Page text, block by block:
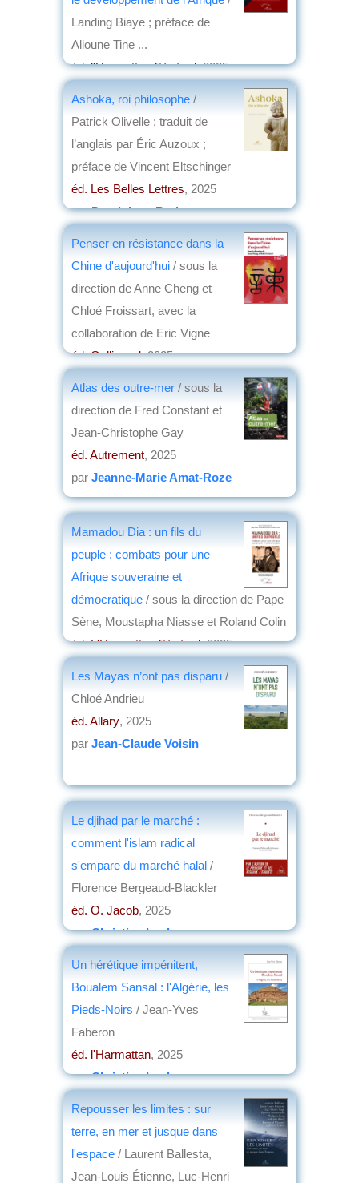
Landing Biaye ; préface de
Alioune Tine ...
éd. l'Harmattan Sénégal, 2025
Ashoka, roi philosophe /
Patrick Olivelle ; traduit de
l’anglais par Éric Auzoux ;
préface de Vincent Eltschinger
éd. Les Belles Lettres, 2025
parDominique Barjot
Penser en résistance dans la
Chine d'aujourd'hui / sous la
direction de Anne Cheng et
Chloé Froissart, avec la
collaboration de Eric Vigne
éd. Gallimard, 2025
Atlas des outre-mer / sous la
direction de Fred Constant et
Jean-Christophe Gay
éd. Autrement, 2025
par Jeanne-Marie Amat-Roze
Mamadou Dia : un fils du
peuple : combats pour une
Afrique souveraine et
démocratique / sous la direction de Pape
Sène, Moustapha Niasse et Roland Colin
éd. L'Harmattan Sénégal, 2025
Les Mayas n’ont pas disparu /
Chloé Andrieu
éd. Allary, 2025
par Jean-Claude Voisin
Le djihad par le marché :
comment l'islam radical
s'empare du marché halal /
Florence Bergeaud-Blackler
éd. O. Jacob, 2025
parChristian Lochon
Un hérétique impénitent,
Boualem Sansal : l'Algérie, les
Pieds-Noirs / Jean-Yves
Faberon
éd. l'Harmattan, 2025
parChristian Lochon
Repousser les limites : sur
terre, en mer et jusque dans
l'espace / Laurent Ballesta,
Jean-Louis Étienne, Luc-Henri